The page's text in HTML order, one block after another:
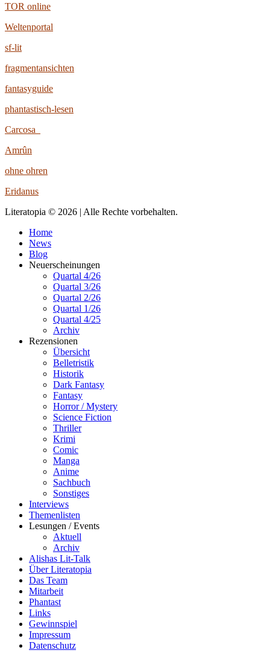
TOR online
Weltenportal
sf-lit
fragmentansichten
fantasyguide
phantastisch-lesen
Carcosa
Amrûn
ohne ohren
Eridanus
Literatopia © 2026 | Alle Rechte vorbehalten.
Home
News
Blog
Neuerscheinungen
Quartal 4/26
Quartal 3/26
Quartal 2/26
Quartal 1/26
Quartal 4/25
Archiv
Rezensionen
Übersicht
Belletristik
Historik
Dark Fantasy
Fantasy
Horror / Mystery
Science Fiction
Thriller
Krimi
Comic
Manga
Anime
Sachbuch
Sonstiges
Interviews
Themenlisten
Lesungen / Events
Aktuell
Archiv
Alishas Lit-Talk
Über Literatopia
Das Team
Mitarbeit
Phantast
Links
Gewinnspiel
Impressum
Datenschutz